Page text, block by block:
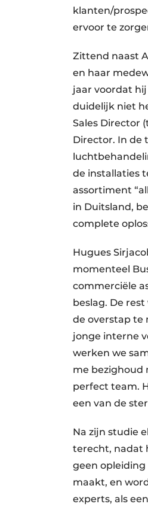
klanten/
ervoor te
Zittend naast
en haar
jaar voordat
duidelijk niet
Sales Director
Director. In de
de installaties
assortiment
in Duitsland,
complete
Hugues
momenteel
commerciële
beslag. De
de overstap te
jonge interne
werken we
me bezighoud
perfect team.
een van de
Na zijn studie
terecht, nadat
geen opleiding
maakt, en
experts, als